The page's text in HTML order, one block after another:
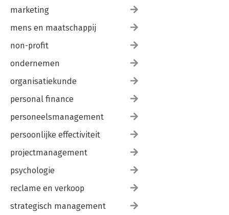
marketing
mens en maatschappij
non-profit
ondernemen
organisatiekunde
personal finance
personeelsmanagement
persoonlijke effectiviteit
projectmanagement
psychologie
reclame en verkoop
strategisch management